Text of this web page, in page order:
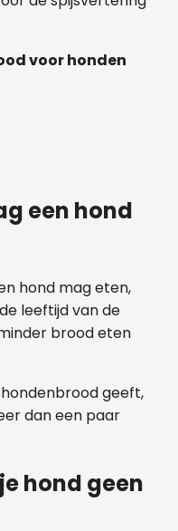
voor honden
een hond
hond mag eten,
leeftijd van de
brood eten
geeft,
dan een paar
hond geen